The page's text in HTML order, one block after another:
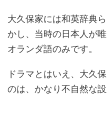
大久保家には和英辞典
かし、当時の日本人が
オランダ語のみです。
ドラマとはいえ、大久
のは、かなり不自然な設